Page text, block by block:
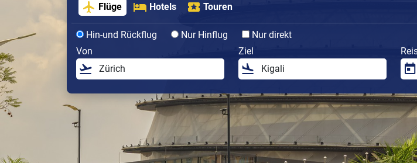
Flüge Hotels Touren
Hin-und Rückflug Nur Hinflug
Nur direkt
Von
Ziel